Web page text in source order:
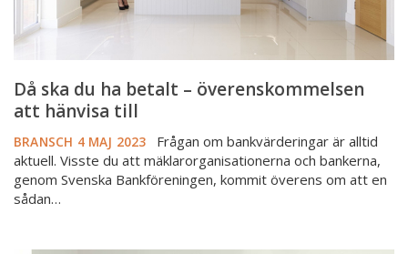
Då ska du ha betalt – överenskommelsen
att hänvisa till
BRANSCH 4 MAJ 2023
Frågan om bankvärderingar är alltid
aktuell. Visste du att mäklarorganisationerna och bankerna,
genom Svenska Bankföreningen, kommit överens om att en
sådan…